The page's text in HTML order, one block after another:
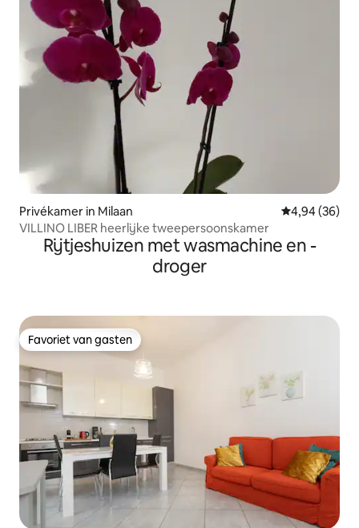
Privékamer in Milaan Gemiddelde
4,94 (36)
VILLINO LIBER heerlijke tweepersoonskamer
Rijtjeshuizen met wasmachine en -
droger
Favoriet van gasten
Favoriet van gasten